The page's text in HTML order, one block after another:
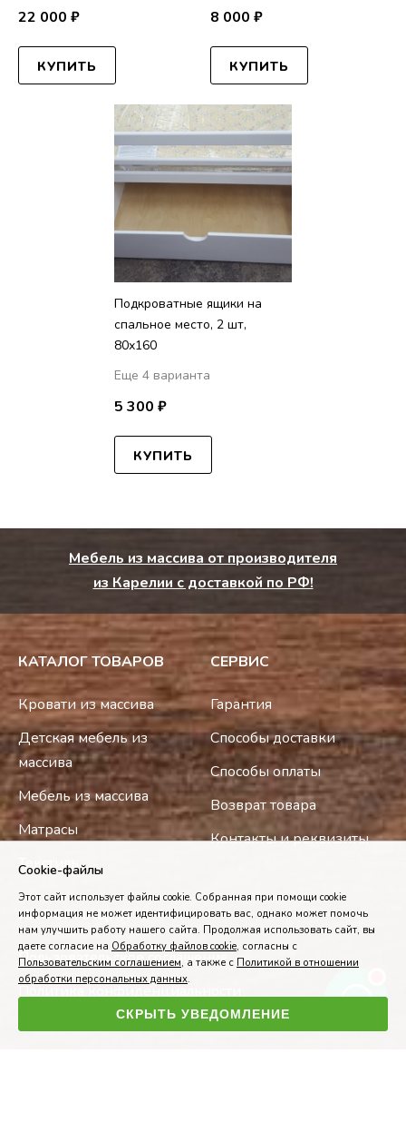
22 000 ₽
КУПИТЬ
8 000 ₽
КУПИТЬ
Подкроватные ящики на
спальное место, 2 шт,
80х160
Еще 4 варианта
5 300 ₽
КУПИТЬ
Мебель из массива от производителя
из Карелии с доставкой по РФ!
СЕРВИС
Гарантия
Способы доставки
Способы оплаты
Возврат товара
Контакты и реквизиты
КАТАЛОГ ТОВАРОВ
Кровати из массива
Детская мебель из
массива
Мебель из массива
Матрасы
Текстиль
ИНФОРМАЦИЯ
Пользовательское соглашение
Cookie-файлы
Этот сайт использует файлы cookie. Собранная при помощи cookie
информация не может идентифицировать вас, однако может помочь
нам улучшить работу нашего сайта. Продолжая использовать сайт, вы
даете согласие на Обработку файлов cookie, согласны с
Пользовательским соглашением, а также с Политикой в отношении
обработки персональных данных.
СКРЫТЬ УВЕДОМЛЕНИЕ